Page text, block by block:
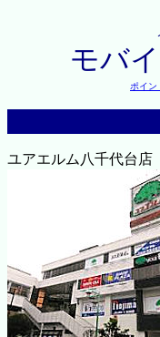
モバ
ポイン
ユアエルム八千代台店